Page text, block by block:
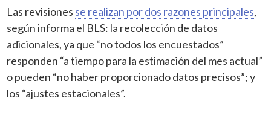
Las revisiones se realizan por dos razones principales,
según informa el BLS: la recolección de datos
adicionales, ya que “no todos los encuestados”
responden “a tiempo para la estimación del mes actual”
o pueden “no haber proporcionado datos precisos”; y
los “ajustes estacionales”.